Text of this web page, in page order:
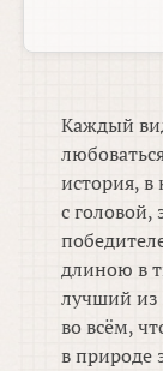
Каждый
история, в
с
длиною в
лучший из
во всём,
в природе